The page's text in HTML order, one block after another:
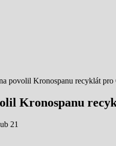
povolil Kronospanu recyklát pro
Kronospanu
21